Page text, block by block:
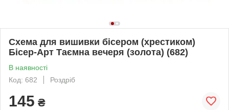
Схема для вишивки бісером (хрестиком)
Бісер-Арт Таємна вечеря (золота) (682)
В наявності
Код: 682
Роздріб
145 ₴